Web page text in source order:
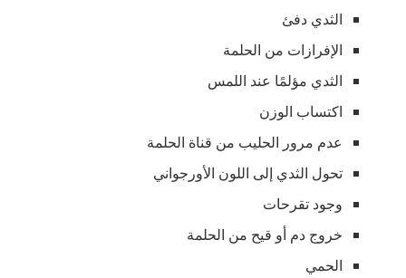
الثدي دفئ
الإفرازات من الحلمة
الثدي مؤلمًا عند اللمس
اكتساب الوزن
عدم مرور الحليب من قناة الحلمة
تحول الثدي إلى اللون الأورجواني
وجود تقرحات
خروج دم أو قيح من الحلمة
الحمي